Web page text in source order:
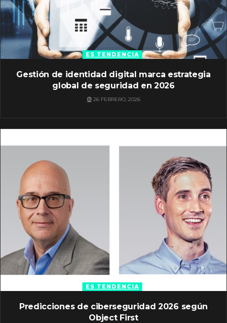
ES TENDENCIA
Gestión de identidad digital marca estrategia
global de seguridad en 2026
26 FEBRERO, 2026
ES TENDENCIA
Predicciones de ciberseguridad 2026 según
Object First